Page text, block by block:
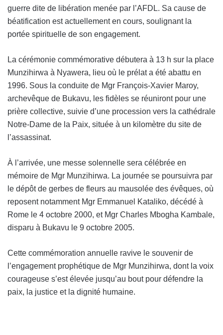
guerre dite de libération menée par l’AFDL. Sa cause de
béatification est actuellement en cours, soulignant la
portée spirituelle de son engagement.
La cérémonie commémorative débutera à 13 h sur la place
Munzihirwa à Nyawera, lieu où le prélat a été abattu en
1996. Sous la conduite de Mgr François‑Xavier Maroy,
archevêque de Bukavu, les fidèles se réuniront pour une
prière collective, suivie d’une procession vers la cathédrale
Notre‑Dame de la Paix, située à un kilomètre du site de
l’assassinat.
À l’arrivée, une messe solennelle sera célébrée en
mémoire de Mgr Munzihirwa. La journée se poursuivra par
le dépôt de gerbes de fleurs au mausolée des évêques, où
reposent notamment Mgr Emmanuel Kataliko, décédé à
Rome le 4 octobre 2000, et Mgr Charles Mbogha Kambale,
disparu à Bukavu le 9 octobre 2005.
Cette commémoration annuelle ravive le souvenir de
l’engagement prophétique de Mgr Munzihirwa, dont la voix
courageuse s’est élevée jusqu’au bout pour défendre la
paix, la justice et la dignité humaine.